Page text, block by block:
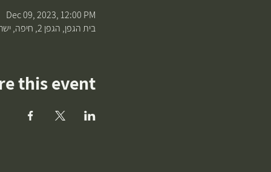
Dec 09, 2023, 12:00 PM
בית הגפן, הגפן 2, חיפה, ישראל
this event